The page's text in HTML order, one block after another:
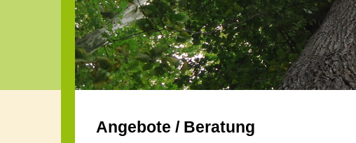
Angebote / Beratung